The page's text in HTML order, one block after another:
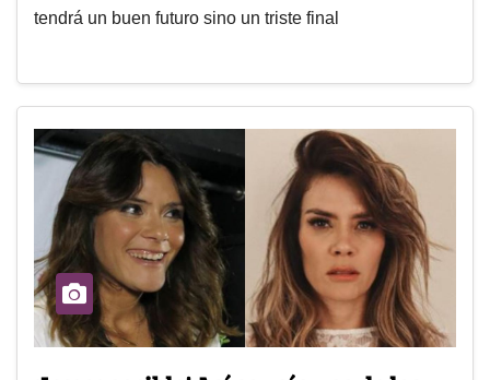
tendrá un buen futuro sino un triste final